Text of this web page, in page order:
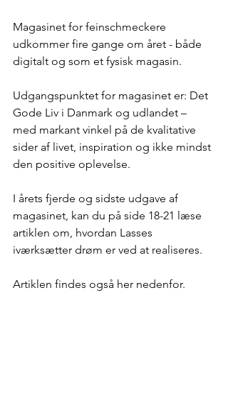
Magasinet for feinschmeckere
udkommer fire gange om året - både
digitalt og som et fysisk magasin.
Udgangspunktet for magasinet er: Det
Gode Liv i Danmark og udlandet –
med markant vinkel på de kvalitative
sider af livet, inspiration og ikke mindst
den positive oplevelse.
I årets fjerde og sidste udgave af
magasinet, kan du på side 18-21 læse
artiklen om, hvordan Lasses
iværksætter drøm er ved at realiseres.
Artiklen findes også her nedenfor.